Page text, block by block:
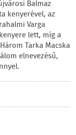
Balmaz
kenyerével, az
Varga
lett, míg a
Tarka Macska
elnevezésű,